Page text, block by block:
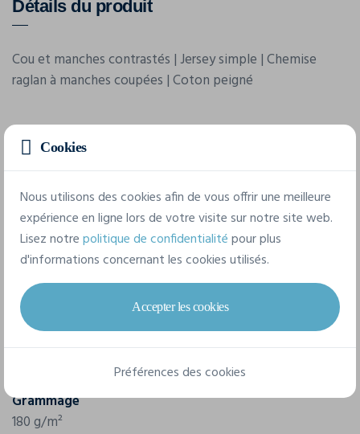
Détails du produit
Cou et manches contrastés | Jersey simple | Chemise
raglan à manches coupées | Coton peigné
Caractéristiques
Marque
Promodoro
Référence
Grammage
180 g/m²
Cookies
Nous utilisons des cookies afin de vous offrir une meilleure
expérience en ligne lors de votre visite sur notre site web.
Lisez notrepolitique de confidentialitépour plus
d'informations concernant les cookies utilisés.
Accepter les cookies
Préférences des cookies